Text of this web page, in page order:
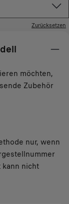
Zurücksetzen
möchten,
Zubehör
nur, wenn
kann nicht